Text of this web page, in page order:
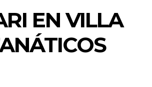
EN VILLA